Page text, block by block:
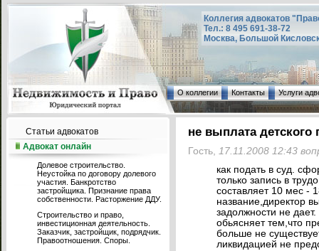
Коллегия адвокатов
Тел.: 8 495 691-38-72
Москва, Большой
О коллегии Контакты Услуги
Статьи адвокатов
Адвокат онлайн
Долевое строительство.
Неустойка по договору долевого
участия. Банкротство
застройщика. Признание права
собственности. Расторжение ДДУ.
Строительство и право,
инвестиционная деятельность.
Заказчик, застройщик, подрядчик.
Правоотношения. Споры.
не выплата детского
Гость, 17.11.2008 12:43
как подать в суд.
только запись в
составляет 10 мес -
название,директор
задолжности не
обьясняет тем,что
больше не
ликвидацией не